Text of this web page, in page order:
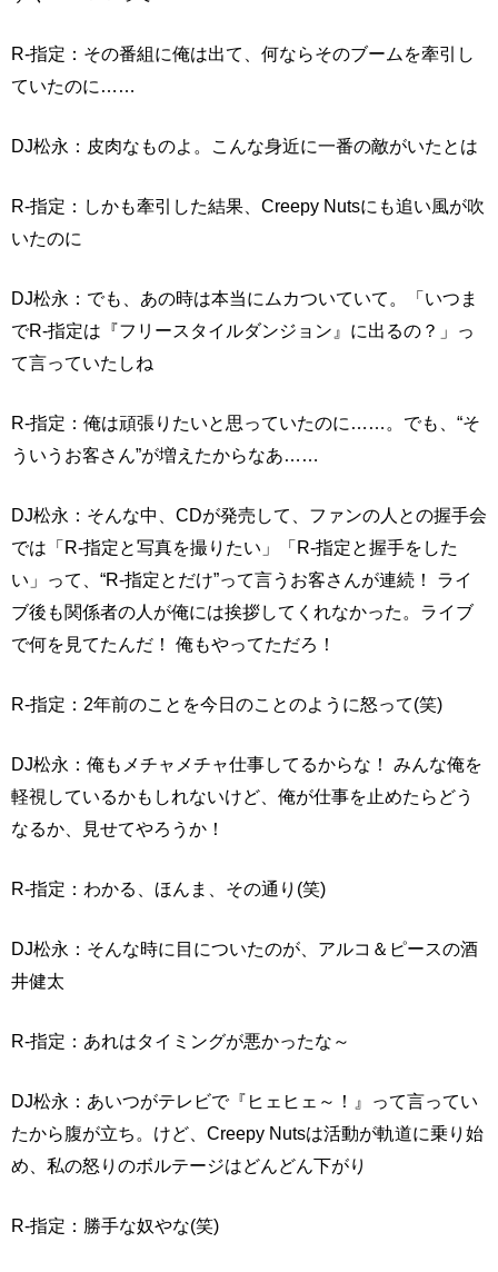
R-指定：その番組に俺は出て、何ならそのブームを牽引し
ていたのに……
DJ松永：皮肉なものよ。こんな身近に一番の敵がいたとは
R-指定：しかも牽引した結果、Creepy Nutsにも追い風が吹
いたのに
DJ松永：でも、あの時は本当にムカついていて。「いつま
でR-指定は『フリースタイルダンジョン』に出るの？」っ
て言っていたしね
R-指定：俺は頑張りたいと思っていたのに……。でも、“そ
ういうお客さん”が増えたからなあ……
DJ松永：そんな中、CDが発売して、ファンの人との握手会
では「R-指定と写真を撮りたい」「R-指定と握手をした
い」って、“R-指定とだけ”って言うお客さんが連続！ ライ
ブ後も関係者の人が俺には挨拶してくれなかった。ライブ
で何を見てたんだ！ 俺もやってただろ！
R-指定：2年前のことを今日のことのように怒って(笑)
DJ松永：俺もメチャメチャ仕事してるからな！ みんな俺を
軽視しているかもしれないけど、俺が仕事を止めたらどう
なるか、見せてやろうか！
R-指定：わかる、ほんま、その通り(笑)
DJ松永：そんな時に目についたのが、アルコ＆ピースの酒
井健太
R-指定：あれはタイミングが悪かったな～
DJ松永：あいつがテレビで『ヒェヒェ～！』って言ってい
たから腹が立ち。けど、Creepy Nutsは活動が軌道に乗り始
め、私の怒りのボルテージはどんどん下がり
R-指定：勝手な奴やな(笑)